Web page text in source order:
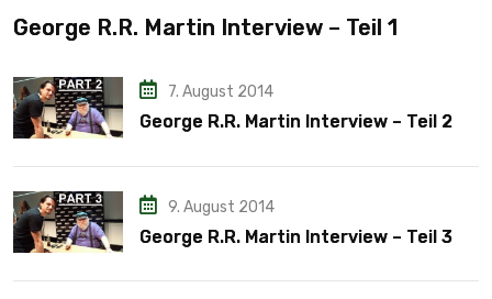
George R.R. Martin Interview – Teil 1
7. August 2014
George R.R. Martin Interview – Teil 2
9. August 2014
George R.R. Martin Interview – Teil 3